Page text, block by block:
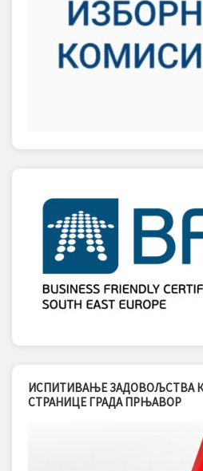
ИСПИТИВАЊЕ ЗАДОВОЉСТВА
СТРАНИЦЕ ГРАДА ПРЊАВОР